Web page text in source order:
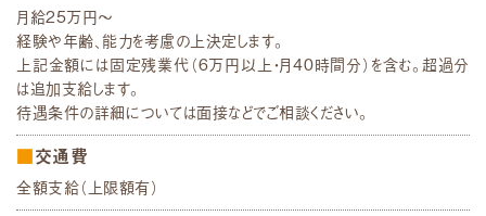
月給25万円〜
経験や年齢、能力を考慮の上決定します。
上記金額には固定残業代（6万円以上・月40時間分）を含む。超過分
は追加支給します。
待遇条件の詳細については面接などでご相談ください。
交通費
全額支給（上限額有）